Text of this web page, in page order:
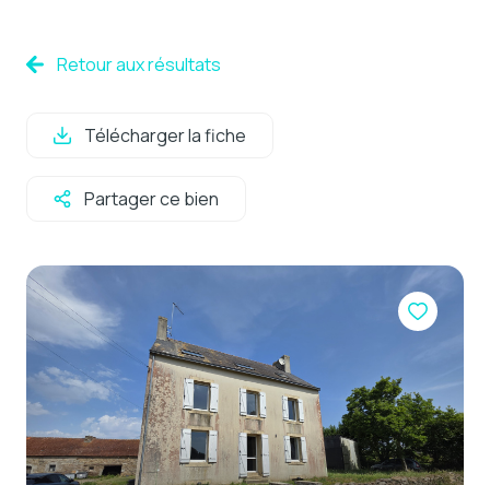
ventes
vendus
e-mail
estimation
contact
Retour aux résultats
Télécharger la fiche
Partager ce bien